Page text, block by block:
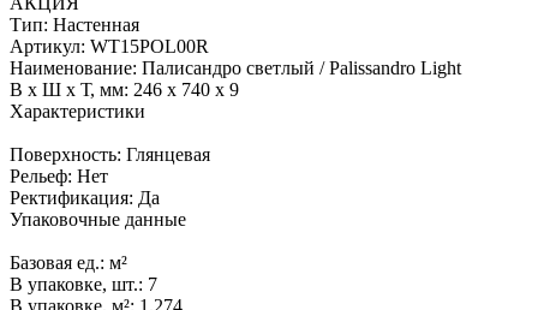
Тип: Настенная
Артикул: WT15POL00R
Наименование: Палисандро светлый / Palissandro Light
В x Ш x Т, мм: 246 x 740 x 9
Характеристики
Поверхность: Глянцевая
Рельеф: Нет
Ректификация: Да
Упаковочные данные
Базовая ед.: м²
В упаковке, шт.: 7